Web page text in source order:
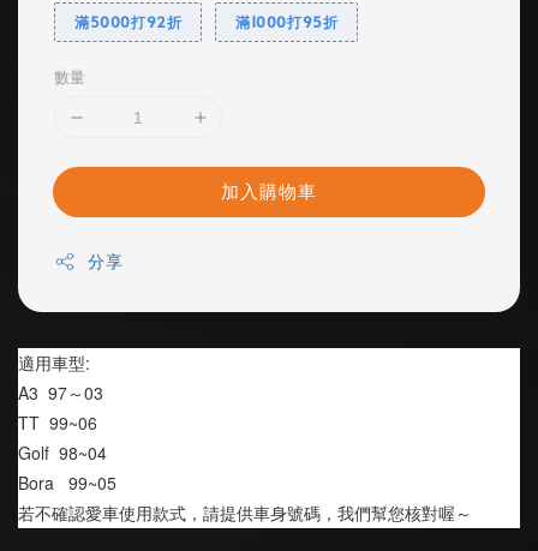
滿5000打92折 滿1000打95折
數量
加入購物車
分享
適用車型:
A3  97～03
TT  99~06
Golf  98~04
Bora   99~05
若不確認愛車使用款式，請提供車身號碼，我們幫您核對喔～